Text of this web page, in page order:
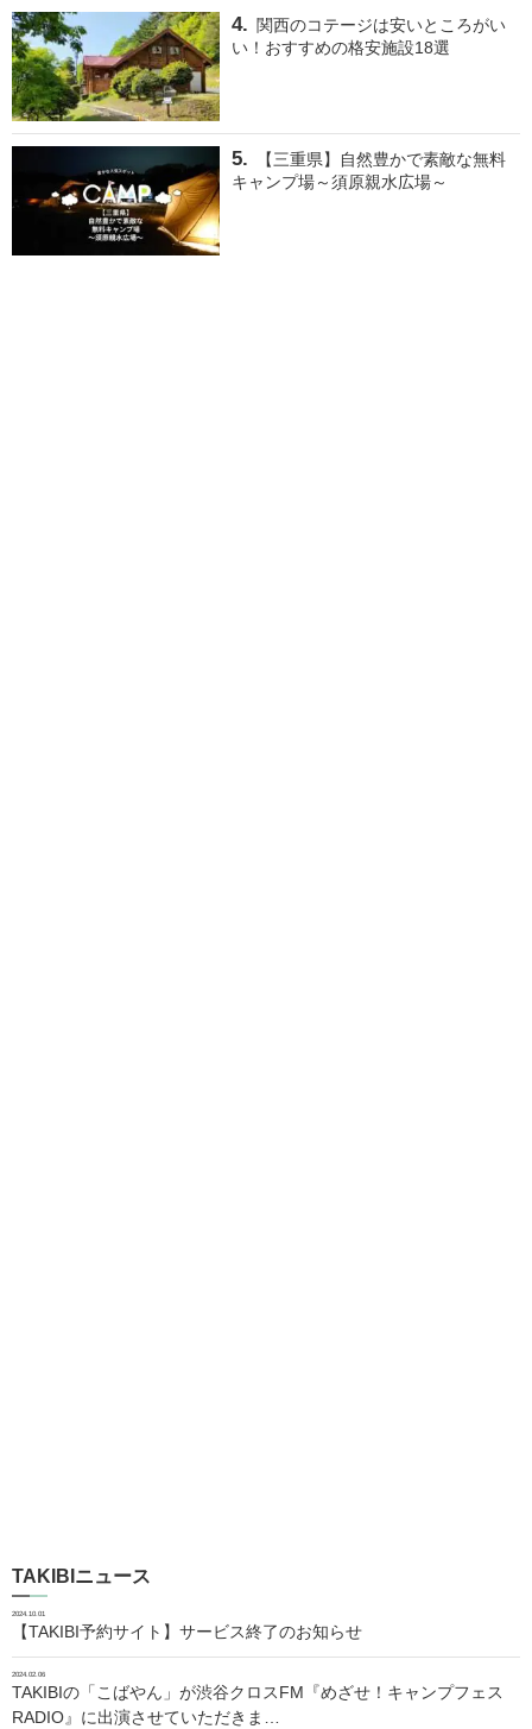
関西のコテージは安いところがい
い！おすすめの格安施設18選
【三重県】自然豊かで素敵な無料
キャンプ場～須原親水広場～
TAKIBIニュース
2024.10.01
【TAKIBI予約サイト】サービス終了のお知らせ
2024.02.06
TAKIBIの「こばやん」が渋谷クロスFM『めざせ！キャンプフェス
RADIO』に出演させていただきま…